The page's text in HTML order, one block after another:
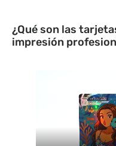
¿Qué son las
impresión